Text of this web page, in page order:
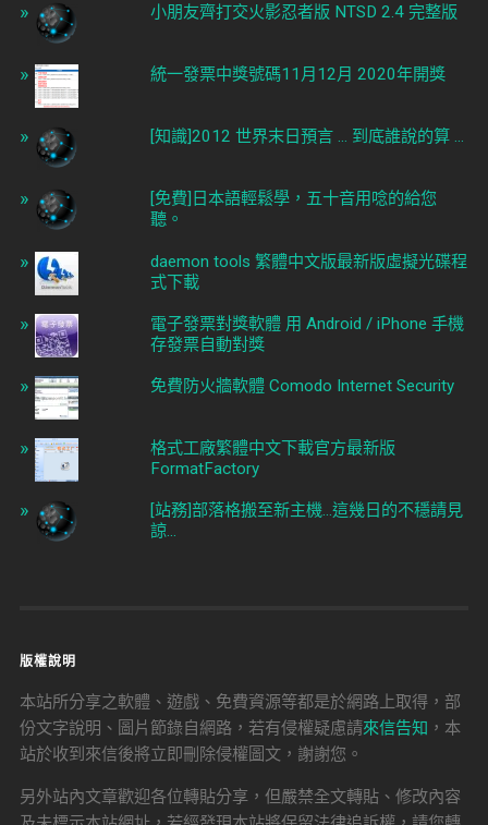
小朋友齊打交火影忍者版 NTSD 2.4 完整版
統一發票中獎號碼11月12月 2020年開獎
[知識]2012 世界末日預言 ... 到底誰說的算 ...
[免費]日本語輕鬆學，五十音用唸的給您
聽。
daemon tools 繁體中文版最新版虛擬光碟程
式下載
電子發票對獎軟體 用 Android / iPhone 手機
存發票自動對獎
免費防火牆軟體 Comodo Internet Security
格式工廠繁體中文下載官方最新版
FormatFactory
[站務]部落格搬至新主機...這幾日的不穩請見
諒...
版權說明
本站所分享之軟體、遊戲、免費資源等都是於網路上取得，部
份文字說明、圖片節錄自網路，若有侵權疑慮請來信告知 ，本
站於收到來信後將立即刪除侵權圖文，謝謝您。
另外站內文章歡迎各位轉貼分享，但嚴禁全文轉貼、修改內容